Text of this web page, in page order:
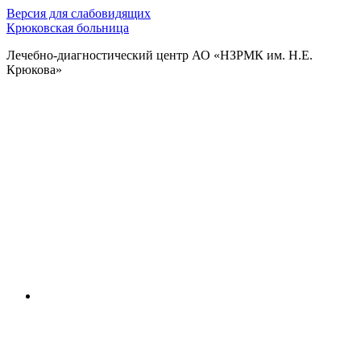
Версия для слабовидящих
Крюковская больница
Лечебно-диагностический центр АО «НЗРМК им. Н.Е.
Крюкова»